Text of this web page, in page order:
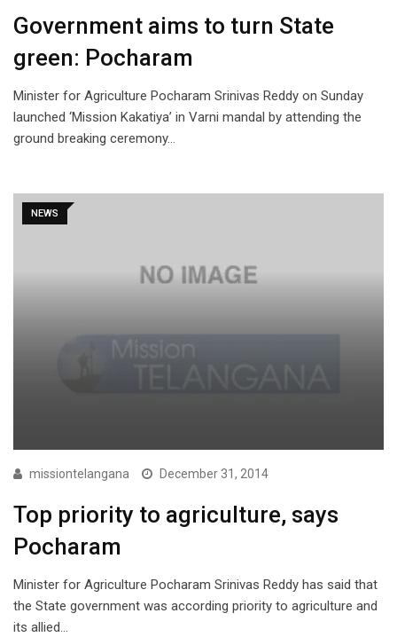
Government aims to turn State
green: Pocharam
Minister for Agriculture Pocharam Srinivas Reddy on Sunday
launched ‘Mission Kakatiya’ in Varni mandal by attending the
ground breaking ceremony…
NEWS
missiontelangana December 31, 2014
Top priority to agriculture, says
Pocharam
Minister for Agriculture Pocharam Srinivas Reddy has said that
the State government was according priority to agriculture and
its allied…